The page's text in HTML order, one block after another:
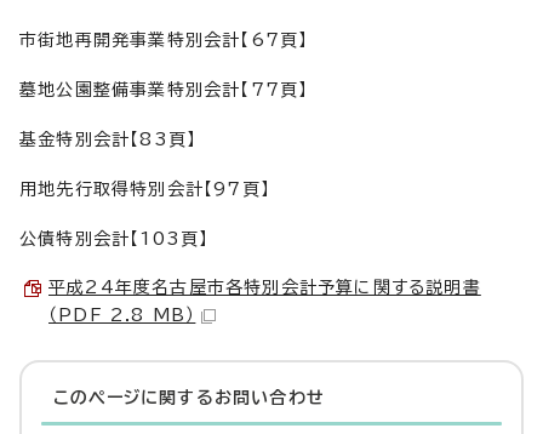
市街地再開発事業特別会計【67頁】
墓地公園整備事業特別会計【77頁】
基金特別会計【83頁】
用地先行取得特別会計【97頁】
公債特別会計【103頁】
平成24年度名古屋市各特別会計予算に関する説明書
（PDF 2.8 MB）
このページに関する お問い合わせ